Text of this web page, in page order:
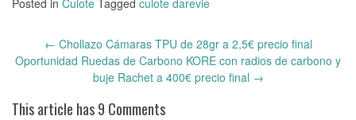
Post
← Chollazo Cámaras TPU de 28gr a 2,5€ precio final
Oportunidad Ruedas de Carbono KORE con radios de carbono y
buje Rachet a 400€ precio final →
This article has 9 Comments